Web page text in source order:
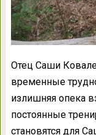
Отец Саши
временные
излишняя опека
постоянные
становятся для